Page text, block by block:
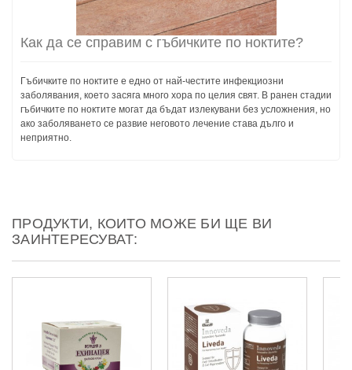
Как да се справим с гъбичките по ноктите?
Гъбичките по ноктите е едно от най-честите инфекциозни
заболявания, което засяга много хора по целия свят. В ранен стадии
гъбичките по ноктите могат да бъдат излекувани без усложнения, но
ако заболяването се развие неговото лечение става дълго и
неприятно.
ПРОДУКТИ, КОИТО МОЖЕ БИ ЩЕ ВИ
ЗАИНТЕРЕСУВАТ: